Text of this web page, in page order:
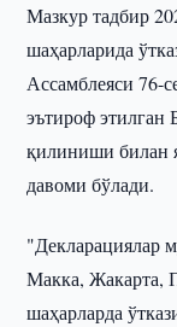
Мазкур тадбир
шаҳарларида
Ассамблеяси 76-
эътироф этилган
қилиниши билан
давоми бўлади.
"Декларациялар
Макка, Жакарта,
шаҳарларда